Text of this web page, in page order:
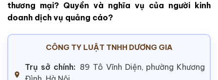
thương mại? Quyền và nghĩa vụ của người kinh
doanh dịch vụ quảng cáo?
CÔNG TY LUẬT TNHH DƯƠNG GIA
Trụ sở chính: 89 Tô Vĩnh Diện, phường Khương